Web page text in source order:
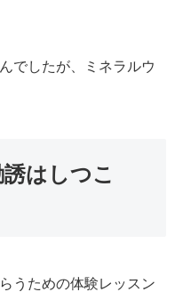
でしたが、ミネラルウ
はしつこ
うための体験レッスン